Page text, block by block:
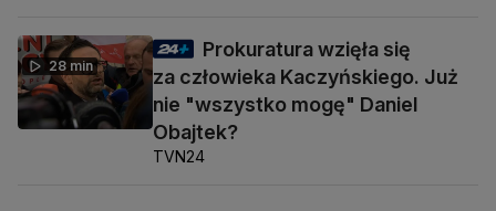
28 min
Prokuratura wzięła się
za człowieka Kaczyńskiego. Już
nie "wszystko mogę" Daniel
Obajtek?
TVN24